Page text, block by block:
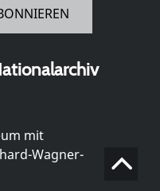
mit
Wagner-